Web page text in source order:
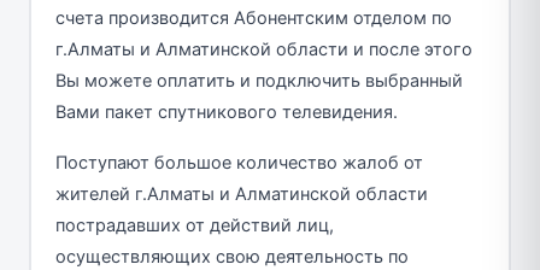
счета производится Абонентским отделом по
г.Алматы и Алматинской области и после этого
Вы можете оплатить и подключить выбранный
Вами пакет спутникового телевидения.
Поступают большое количество жалоб от
жителей г.Алматы и Алматинской области
пострадавших от действий лиц,
осуществляющих свою деятельность по